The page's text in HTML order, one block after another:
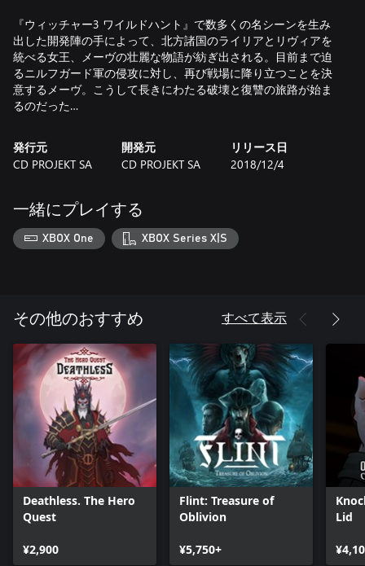
『ウィッチャー3 ワイルドハント』で数多くの名シーンを生み
出した開発陣の手によって、北方諸国のライリアとリヴィアを
統べる女王、メーヴの壮麗な物語が紡ぎ出される。目前まで迫
るニルフガード軍の侵攻に対し、再び戦場に降り立つことを決
意するメーヴ。こうして長きにわたる破壊と復讐の旅路が始ま
るのだった…
発行元
CD PROJEKT SA
開発元
CD PROJEKT SA
リリース日
2018/12/4
一緒にプレイする
XBOX One XBOX Series X|S
その他のおすすめ すべて表示
Deathless. The Hero
Quest
¥2,900
Flint: Treasure of
Oblivion
¥5,750+
Lid